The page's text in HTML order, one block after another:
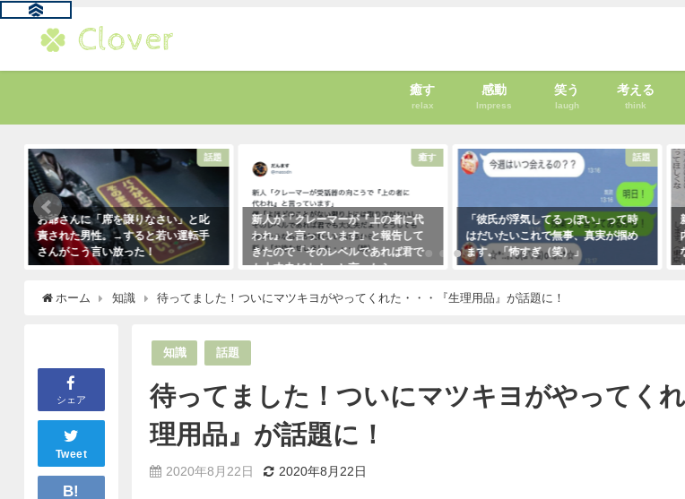
癒す
relax
感動
Impress
笑う
laugh
考える
think
話題
お爺さんに「席を譲りなさい」と叱
責された男性。→すると若い運転手
さんがこう言い放った！
癒す
新人が「クレーマーが『上の者に代
われ』と言っています」と報告して
きたので「そのレベルであれば君で
も大丈夫だよ！」と言ったら・・・
（笑）
話題
「彼氏が浮気してるっぽい」って時
はだいたいこれで無事、真実が掴め
ます。「怖すぎ（笑）」
ホーム 知識 待ってました！ついにマツキヨがやってくれた・・・『生理用品』が話題に！
シェア
Tweet
B!
知識 話題
待ってました！ついにマツキヨがやってく
理用品』が話題に！
2020年8月22日 2020年8月22日